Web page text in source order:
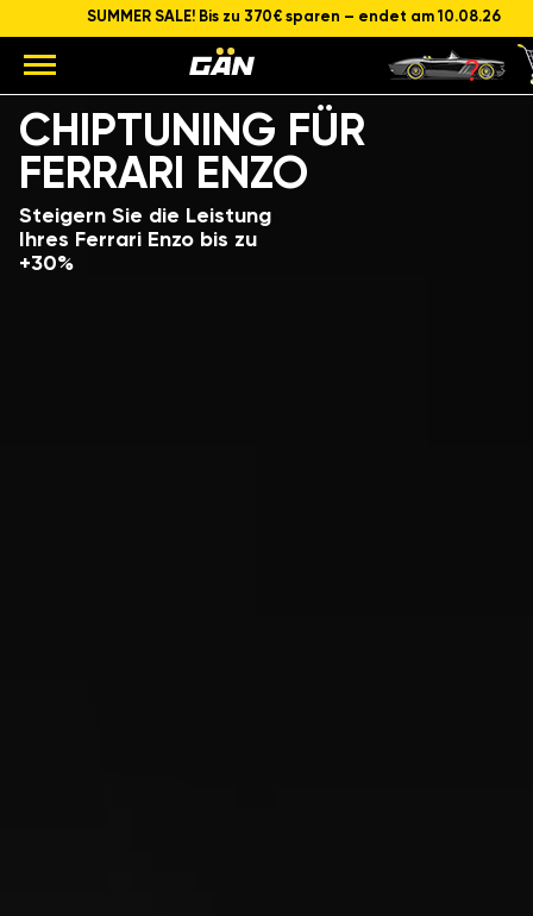
SUMMER SALE! Bis zu 370€ sparen – endet am 10.08.26
CHIPTUNING FÜR
FERRARI ENZO
Steigern Sie die Leistung
Ihres Ferrari Enzo bis zu
+30%
Modell
Hubraum und Leistung des Motors